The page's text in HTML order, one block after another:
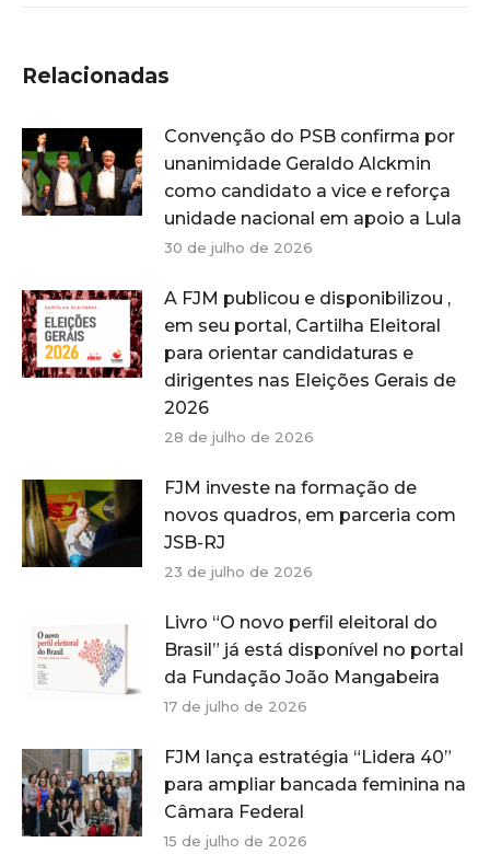
Relacionadas
Convenção do PSB confirma por
unanimidade Geraldo Alckmin
como candidato a vice e reforça
unidade nacional em apoio a Lula
30 de julho de 2026
A FJM publicou e disponibilizou ,
em seu portal, Cartilha Eleitoral
para orientar candidaturas e
dirigentes nas Eleições Gerais de
2026
28 de julho de 2026
FJM investe na formação de
novos quadros, em parceria com
JSB-RJ
23 de julho de 2026
Livro “O novo perfil eleitoral do
Brasil” já está disponível no portal
da Fundação João Mangabeira
17 de julho de 2026
FJM lança estratégia “Lidera 40”
para ampliar bancada feminina na
Câmara Federal
15 de julho de 2026